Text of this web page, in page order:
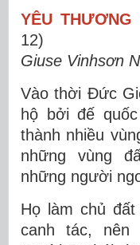
YÊU THƯƠNG
12)
Giuse Vinhsơn
Vào thời Đức
hộ bởi đế
thành nhiều
những vùng
những người
Họ làm chủ
canh tác, nên